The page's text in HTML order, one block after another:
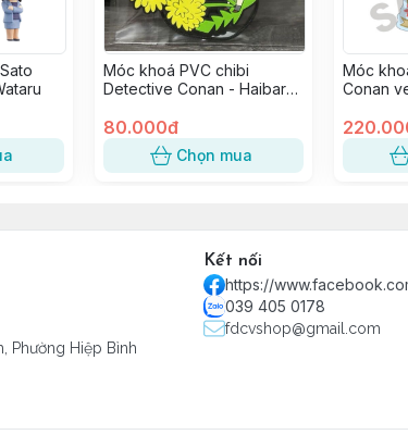
Móc khoá PVC chibi
Detective Conan - Haibara
80.000đ
Chọn mua
Móc
Conan
Phường Hiệp Bình
Kết nối
https://
039 405 0178
fdcvshop@gmail.com